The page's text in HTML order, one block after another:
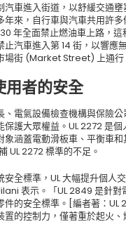
汽車進入街道，以舒緩交通
年來，自行車與汽車共用許
年全面禁止燃油車上路，
汽車進入第 14 街，以響應
場街 (Market Street) 上通行
用者的安全
、電氣設備檢查機構與保險
保護大眾權益。UL 2272 是
象涵蓋電動滑板車、平衡車
UL 2272 標準的不足。
安全標準，UL 大幅提升個人
表示。「UL 2849 是針對
件的安全標準。[編者著：UL
置的控制力，僅著重於起火